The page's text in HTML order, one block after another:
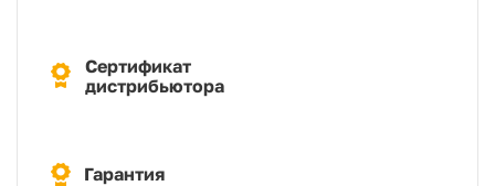
Сертификат
дистрибьютора
Гарантия